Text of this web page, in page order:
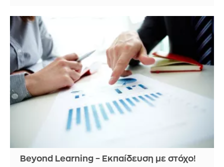
Beyond Learning – Εκπαίδευση με στόχο!